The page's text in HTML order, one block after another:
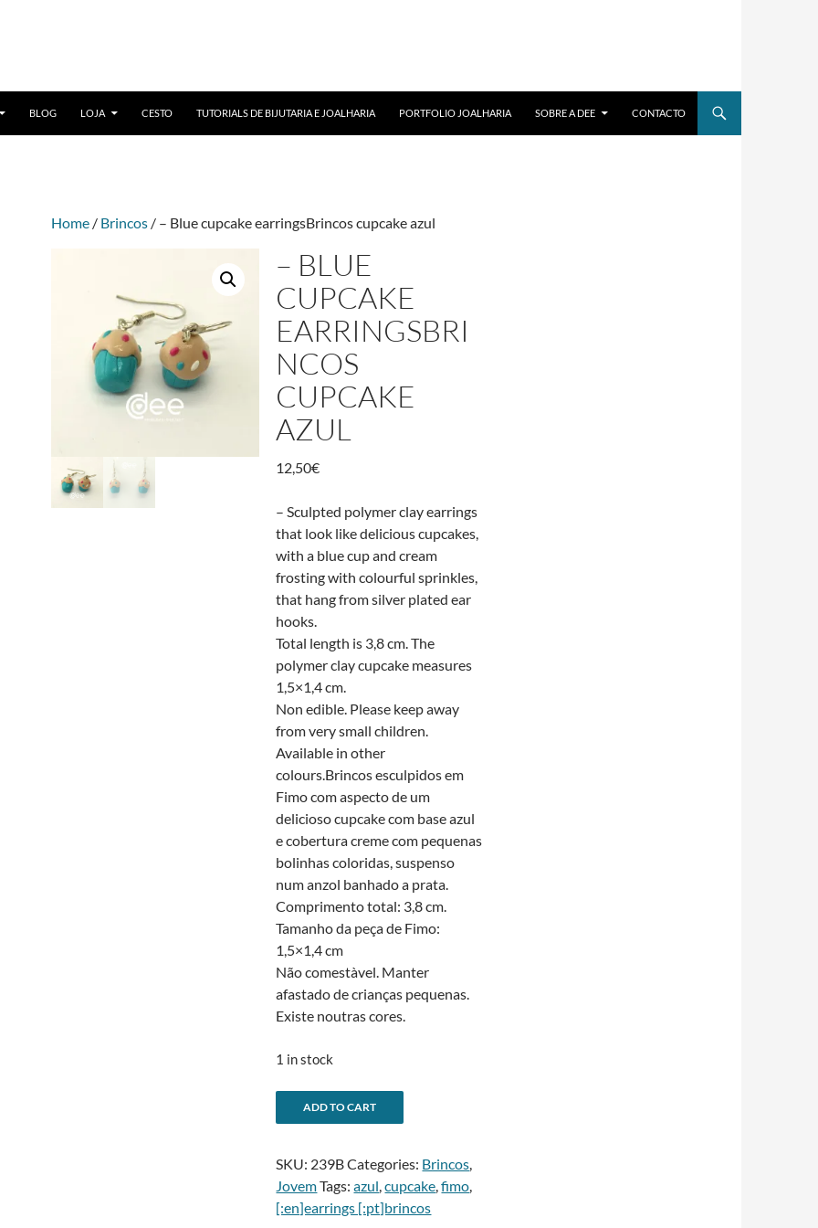
BLOG LOJA CESTO TUTORIALS DE BIJUTARIA E JOALHARIA PORTFOLIO JOALHARIA SOBRE A DEE CONTACTO
Home / Brincos / – Blue cupcake earringsBrincos cupcake azul
– BLUE
CUPCAKE
EARRINGSBRI
NCOS
CUPCAKE
AZUL
12,50€
– Sculpted polymer clay earrings
that look like delicious cupcakes,
with a blue cup and cream
frosting with colourful sprinkles,
that hang from silver plated ear
hooks.
Total length is 3,8 cm. The
polymer clay cupcake measures
1,5×1,4 cm.
Non edible. Please keep away
from very small children.
Available in other
colours.Brincos esculpidos em
Fimo com aspecto de um
delicioso cupcake com base azul
e cobertura creme com pequenas
bolinhas coloridas, suspenso
num anzol banhado a prata.
Comprimento total: 3,8 cm.
Tamanho da peça de Fimo:
1,5×1,4 cm
Não comestà­vel. Manter
afastado de crianças pequenas.
Existe noutras cores.
1 in stock
Blue
earringsBrincos
cupcake
azul
ADD TO CART
e
r
n
SKU: 239BCategories: Brincos,
JovemTags:azul,cupcake,fimo,
[:en]earrings [:pt]brincos